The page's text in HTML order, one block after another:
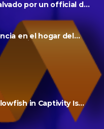
por un official de
en el hogar del
in Captivity Is